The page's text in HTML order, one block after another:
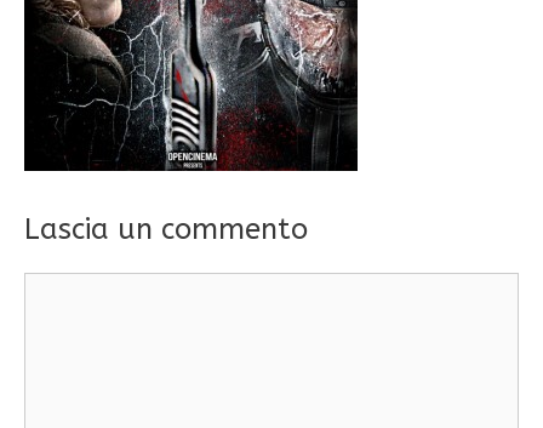
Lascia un commento